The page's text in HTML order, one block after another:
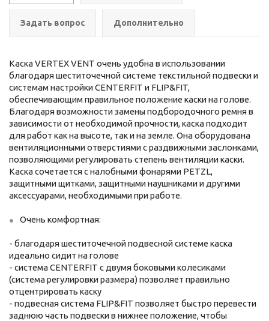
Задать вопрос Дополнительно
Каска VERTEX VENT очень удобна в использовании
благодаря шеститочечной системе текстильной подвески и
системам настройки CENTERFIT и FLIP&FIT,
обеспечивающим правильное положение каски на голове.
Благодаря возможности замены подбородочного ремня в
зависимости от необходимой прочности, каска подходит
для работ как на высоте, так и на земле. Она оборудована
вентиляционными отверстиями с раздвижными заслонками,
позволяющими регулировать степень вентиляции каски.
Каска сочетается с налобными фонарями PETZL,
защитными щитками, защитными наушниками и другими
аксессуарами, необходимыми при работе.
Очень комфортная:
- благодаря шеститочечной подвесной системе каска
идеально сидит на голове
- система CENTERFIT с двумя боковыми колесиками
(система регулировки размера) позволяет правильно
отцентрировать каску
- подвесная система FLIP&FIT позволяет быстро перевести
заднюю часть подвески в нижнее положение, чтобы